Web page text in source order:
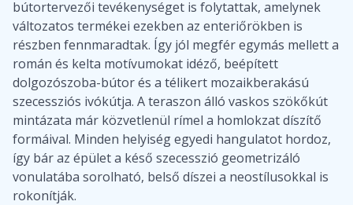
bútortervezői tevékenységet is folytattak, amelynek
változatos termékei ezekben az enteriőrökben is
részben fennmaradtak. Így jól megfér egymás mellett a
román és kelta motívumokat idéző, beépített
dolgozószoba-bútor és a télikert mozaikberakású
szecessziós ivókútja. A teraszon álló vaskos szökőkút
mintázata már közvetlenül rímel a homlokzat díszítő
formáival. Minden helyiség egyedi hangulatot hordoz,
így bár az épület a késő szecesszió geometrizáló
vonulatába sorolható, belső díszei a neostílusokkal is
rokonítják.